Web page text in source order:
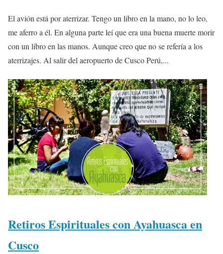
El avión está por aterrizar. Tengo un libro en la mano, no lo leo,
me aferro a él. En alguna parte leí que era una buena muerte morir
con un libro en las manos. Aunque creo que no se refería a los
aterrizajes. Al salir del aeropuerto de Cusco Perú,...
Retiros Espirituales con Ayahuasca en
Cusco